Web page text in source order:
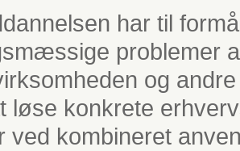
har til
problemer
og
løse konkrete
ved kombineret